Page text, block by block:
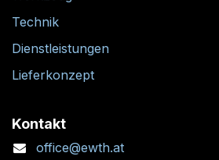
Technik
Dienstleistungen
Lieferkonzept
Kontakt
office@ewth.at